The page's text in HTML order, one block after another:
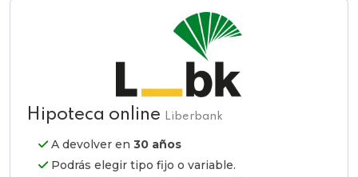
Hipoteca online Liberbank
A devolver en 30 años
Podrás elegir tipo fijo o variable.